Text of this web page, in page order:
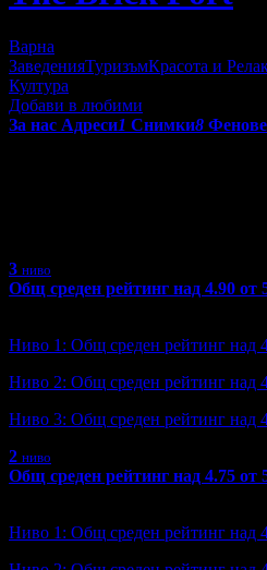
Варна
ЗаведенияТуризъмКрасота и
Култура
Добави в любими
За нас Адреси1 Снимки8 Фенове
3 ниво
Общ среден рейтинг над 4.90 от
Ниво 1: Общ среден рейтинг над
Ниво 2: Общ среден рейтинг над
Ниво 3: Общ среден рейтинг над
2 ниво
Общ среден рейтинг над 4.75 от
Ниво 1: Общ среден рейтинг над